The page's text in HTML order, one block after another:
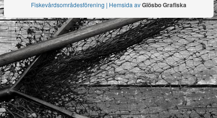
Fiskevårdsområdesförening | Hemsida avGlösbo Grafiska